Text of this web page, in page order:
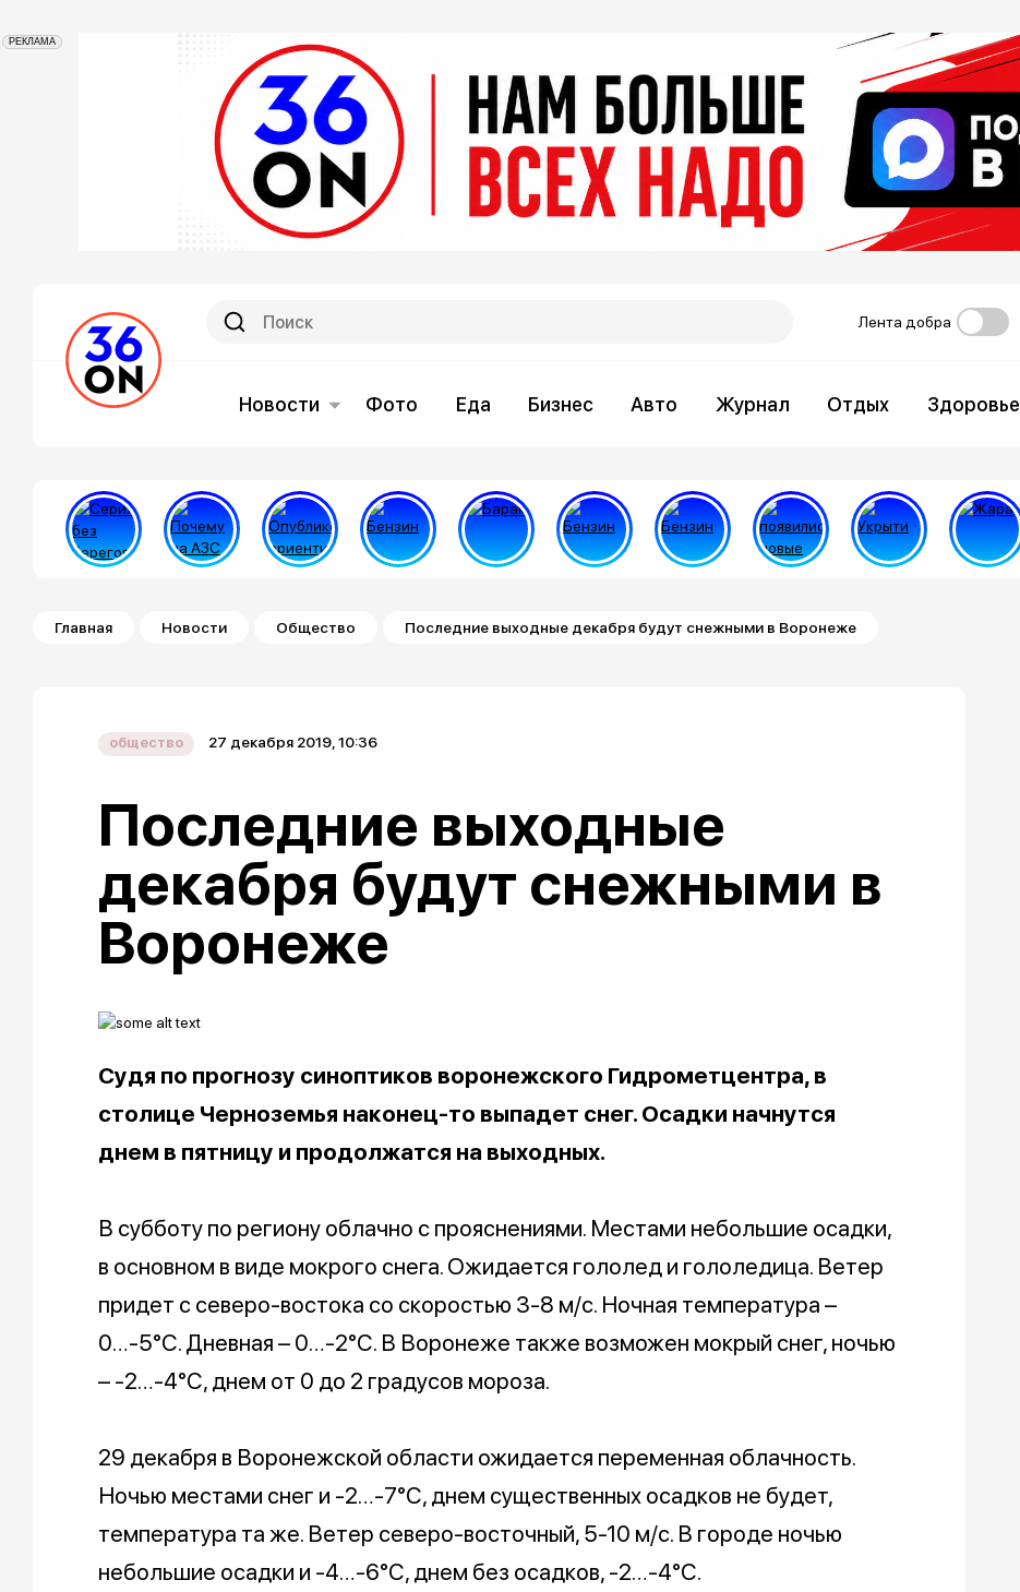
РЕКЛАМА
Лента добра
Новости Фото Еда Бизнес Авто Журнал Отдых Здоровье
Строка навигации
Главная Новости Общество Последние выходные декабря будут снежными в Воронеже
общество 27 декабря 2019, 10:36
Последние выходные
декабря будут снежными в
Воронеже
Судя по прогнозу синоптиков воронежского Гидрометцентра, в
столице Черноземья наконец-то выпадет снег. Осадки начнутся
днем в пятницу и продолжатся на выходных.
В субботу по региону облачно с прояснениями. Местами небольшие осадки,
в основном в виде мокрого снега. Ожидается гололед и гололедица. Ветер
придет с северо-востока со скоростью 3-8 м/с. Ночная температура –
0…-5°С. Дневная – 0…-2°С. В Воронеже также возможен мокрый снег, ночью
– -2…-4°С, днем от 0 до 2 градусов мороза.
29 декабря в Воронежской области ожидается переменная облачность.
Ночью местами снег и -2…-7°С, днем существенных осадков не будет,
температура та же. Ветер северо-восточный, 5-10 м/с. В городе ночью
небольшие осадки и -4…-6°С, днем без осадков, -2…-4°С.